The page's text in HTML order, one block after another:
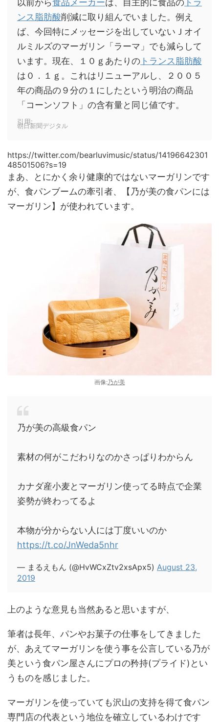
以前から食品メーカーは、自主的に食品の トラ
ンス脂肪酸削減に取り組んでいました。例え
ば、今回特にメッセージを出していないＪオイ
ルミルズのマーガリン「ラーマ」でも減らして
います。現在、１０ｇあたりの トランス脂肪酸
は０．１ｇ。これはリニューアルし、２００５
年の商品の９分の１にしたという明治の商品
「コーンソフト」の含有量と同じ値です。
引用:
朝日新聞デジタル
https://twitter.com/bearluvimusic/status/14196642301
48501506?s=19
まあ、とにかく余り健康的ではないマーガリンです
が、食パンブームの牽引者、【 乃が美の食パンには
マーガリン】が使われています。
画像:乃が美
乃が美の高級食パン
素材の何がこだわりなのかさっぱりわからん
カナダ産小麦とマーガリン使ってる時点で企業
姿勢が終わってるよ
本物が分からない人には丁度いいのか
https://t.co/JnWeda5nhr
— まるえもん (@HvWCxZtv2xsApx5) August 23,
2019
上のような意見も当然あると思いますが、
筆者は長年、パンやお菓子の仕事をしてきました
が、あえてマーガリンを使う事を公言している 乃が
美という食パン屋さんにプロの矜持(プライド)とい
うものを感じました。
マーガリンを使っていても沢山の支持を得て食パン
専門店の代表という地位を確立 しているわけです